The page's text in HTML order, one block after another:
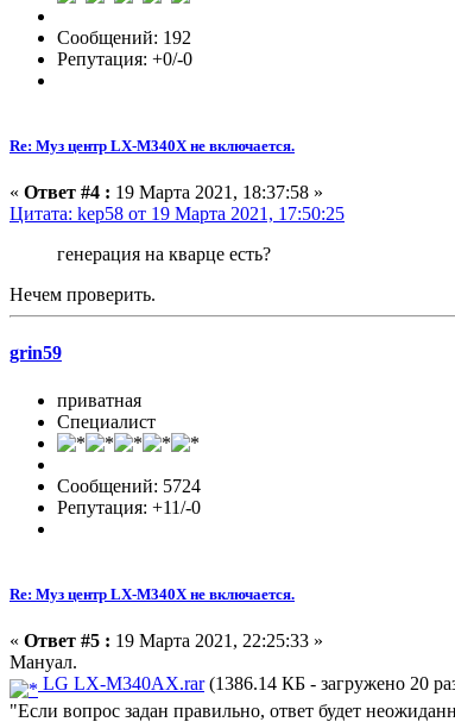
Сообщений: 192
Репутация: +0/-0
Re: Муз центр LX-M340X не включается.
« Ответ #4 : 19 Марта 2021, 18:37:58 »
Цитата: kep58 от 19 Марта 2021, 17:50:25
генерация на кварце есть?
Нечем проверить.
grin59
приватная
Специалист
Сообщений: 5724
Репутация: +11/-0
Re: Муз центр LX-M340X не включается.
« Ответ #5 : 19 Марта 2021, 22:25:33 »
Мануал.
LG LX-M340AX.rar(1386.14 КБ - загружено 20
"Если вопрос задан правильно, ответ будет